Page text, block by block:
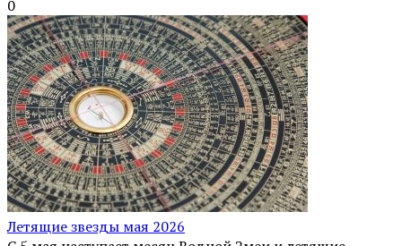
0
Летящие звезды мая 2026